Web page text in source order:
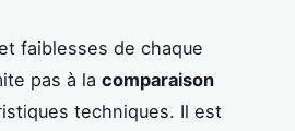
faiblesses de chaque
pas à la comparaison
techniques. Il est